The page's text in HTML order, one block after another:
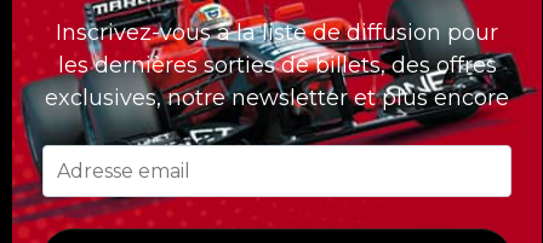
les meilleurs billets disponibles, des hôtels
de première classe, des transferts privés au
circuit et un accès uniquement réservé aux
clients de Formula Tours !
Inscrivez-vous à la liste de diffusion pour
les dernières sorties de billets, des offres
exclusives, notre newsletter et plus encore